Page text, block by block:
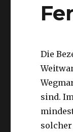
Die
sind.
solcher